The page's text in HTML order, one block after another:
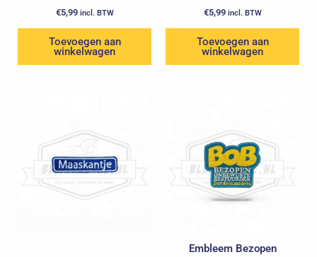
€5,99 incl. BTW
Toevoegen aan
winkelwagen
€5,99 incl. BTW
Toevoegen aan
winkelwagen
Embleem Bezopen